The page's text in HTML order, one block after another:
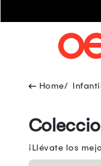
¡Llévate los